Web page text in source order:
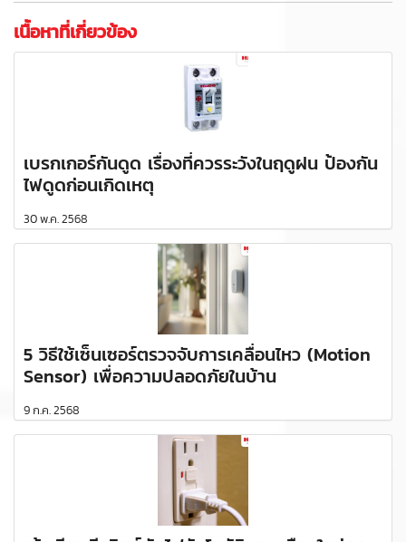
เนื้อหาที่เกี่ยวข้อง
เบรกเกอร์กันดูด เรื่องที่ควรระวังในฤดูฝน ป้องกัน
ไฟดูดก่อนเกิดเหตุ
30 พ.ค. 2568
5 วิธีใช้เซ็นเซอร์ตรวจจับการเคลื่อนไหว (Motion
Sensor) เพื่อความปลอดภัยในบ้าน
9 ก.ค. 2568